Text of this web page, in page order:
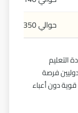
حوالي 350 يورو شهريًا
التعليم
فرصة
قوية دون أعباء